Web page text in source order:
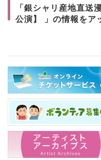
「銀シャリ産地直送
公演】 」の情報をア